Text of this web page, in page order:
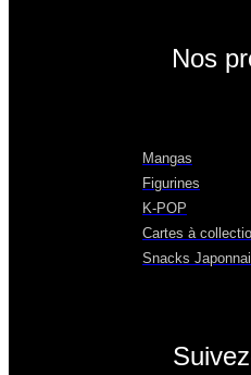
Nos
Mangas
Figurines
K-POP
Cartes à
Snacks